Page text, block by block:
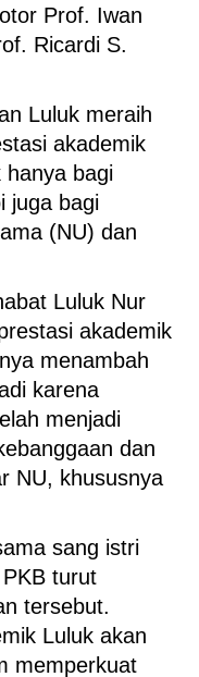
Prof. Iwan
Ricardi S.
Luluk meraih
akademik
hanya bagi
juga bagi
(NU) dan
Luluk Nur
akademik
menambah
karena
menjadi
dan
NU, khususnya
sang istri
turut
tersebut.
Luluk akan
memperkuat